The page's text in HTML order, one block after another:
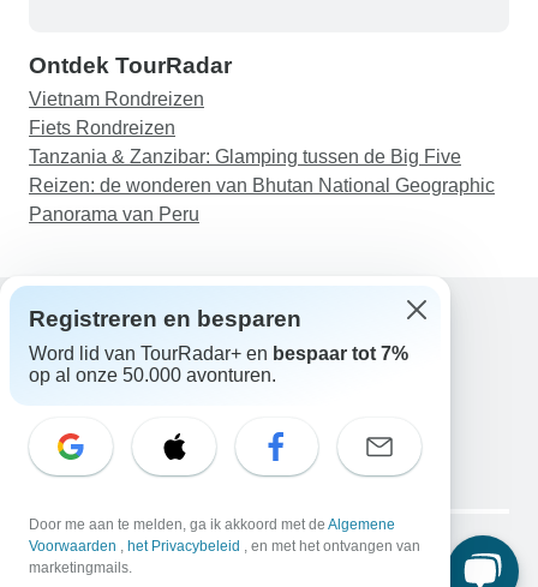
van plan er in de toekomst weer gebruik van te
maken.
Ontdek TourRadar
Vietnam Rondreizen
Fiets Rondreizen
Tanzania & Zanzibar: Glamping tussen de Big Five
Reizen: de wonderen van Bhutan National Geographic
Panorama van Peru
Hulp
Neem contact met ons op
E-mail: support@tourradar.com
Taal selecteren
Copyright © TourRadar. Alle rechten voorbehouden.
Juridische kennisgeving Privacybeleid
Cookies
Registreren en besparen
Word lid van TourRadar+ en bespaar tot 7%
op al onze 50.000 avonturen.
Door me aan te melden, ga ik akkoord met de Algemene
Voorwaarden , het Privacybeleid , en met het ontvangen van
marketingmails.